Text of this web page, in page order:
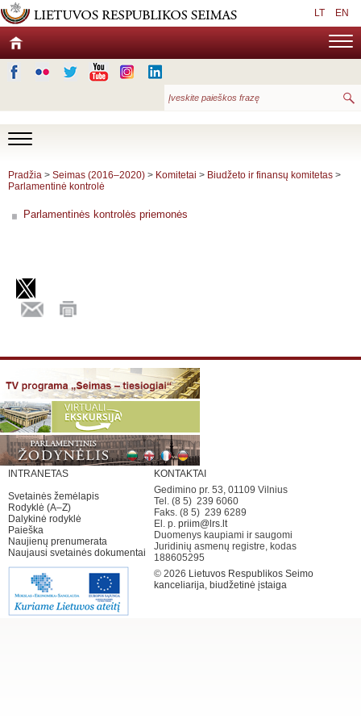
LT EN
Pradžia > Seimas (2016–2020) > Komitetai > Biudžeto ir finansų komitetas >
Parlamentinė kontrolė
Parlamentinės kontrolės priemonės
INTRANETAS
Svetainės žemėlapis
Rodyklė (A–Z)
Dalykinė rodyklė
Paieška
Naujienų prenumerata
Naujausi svetainės dokumentai
KONTAKTAI
Gedimino pr. 53, 01109 Vilnius
Tel. (8 5) 239 6060
Faks. (8 5) 239 6289
El. p. priim@lrs.lt
Duomenys kaupiami ir saugomi
Juridinių asmenų registre, kodas
188605295
© 2026 Lietuvos Respublikos Seimo
kanceliarija, biudžetinė įstaiga